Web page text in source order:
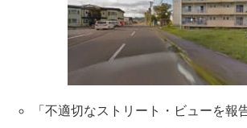
「不適切なストリート・ビューを報